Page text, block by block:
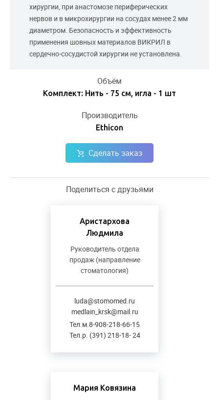
Объём
Комплект: Нить - 75 см, игла - 1 шт
Производитель
Ethicon
Сделать заказ
Поделиться с друзьями
Аристархова
Людмила
Руководитель отдела
продаж (направление
стоматология)
luda@stomomed.ru
medlain_krsk@mail.ru
Тел.м.8-908-218-66-15
Тел.р. (391) 218-18- 24
Мария Ковязина
хирургии, при анастомозе периферических
нервов и в микрохирургии на сосудах менее 2 мм
диаметром. Безопасность и эффективность
применения шовных материалов ВИКРИЛ в
сердечно-сосудистой хирургии не установлена.